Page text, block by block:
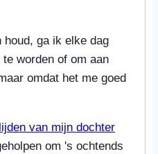
houd, ga ik elke dag
worden of om aan
omdat het me goed
van mijn dochter
om 's ochtends